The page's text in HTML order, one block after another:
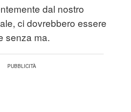
dal nostro
ci dovrebbero essere
senza ma.